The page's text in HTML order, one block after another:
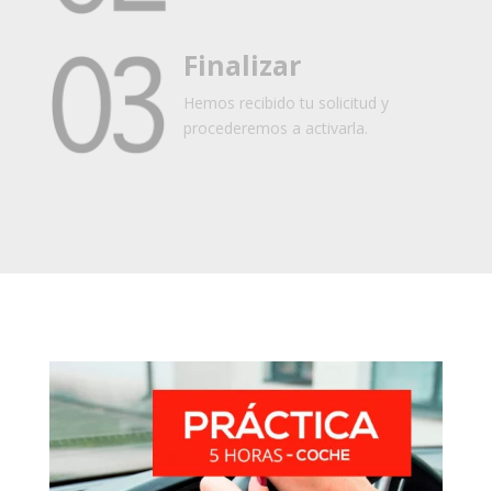
Finalizar
Hemos recibido tu solicitud y
procederemos a activarla.